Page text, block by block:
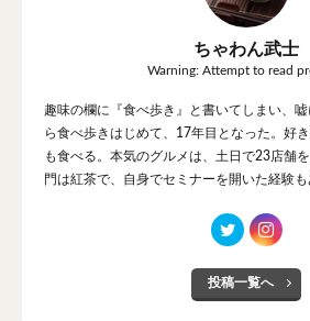
ちゃわん武士
Warning: Attempt to read
趣味の欄に『食べ歩き』と書いてしまい、
ら食べ歩きはじめて、17年目となった。好
も食べる。本気のグルメは、土日で23店舗
門は紅茶で、自身でセミナーを開いた経験も
投稿一覧へ